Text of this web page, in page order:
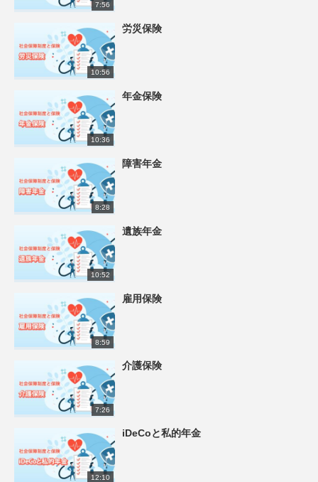
7:56
10:56
労災保険
10:36
年金保険
8:28
障害年金
10:52
遺族年金
8:59
雇用保険
7:26
介護保険
12:10
iDeCoと私的年金